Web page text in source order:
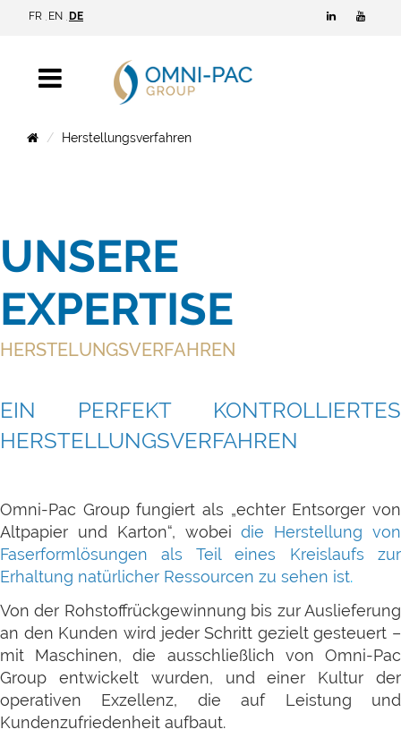
FR EN DE
Herstellungsverfahren
UNSERE
EXPERTISE
HERSTELUNGSVERFAHREN
EIN PERFEKT KONTROLLIERTES
HERSTELLUNGSVERFAHREN
Omni-Pac Group fungiert als „echter Entsorger von
Altpapier und Karton“, wobeidie Herstellung von
Faserformlösungen als Teil eines Kreislaufs zur
Erhaltung natürlicher Ressourcen zu sehen ist.
Von der Rohstoffrückgewinnung bis zur Auslieferung
an den Kunden wird jeder Schritt gezielt gesteuert –
mit Maschinen, die ausschließlich von Omni-Pac
Group entwickelt wurden, und einer Kultur der
operativen Exzellenz, die auf Leistung und
Kundenzufriedenheit aufbaut.